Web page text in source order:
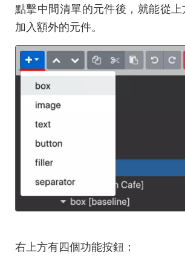
點擊中間清單的元件後，就能從上
加入額外的元件。
右上方有四個功能按鈕：